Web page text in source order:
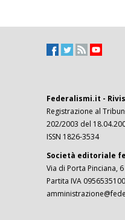
Federalismi.it -
Registrazione al
202/2003 del
ISSN 1826-3534
Società editoriale
Via di Porta Pinciana,
Partita IVA